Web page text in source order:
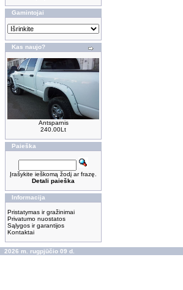
Gamintojai
Kas naujo?
Antsparnis
240.00Lt
Paieška
Įrašykite ieškomą žodį ar frazę.
Detali paieška
Informacija
Pristatymas ir gražinimai
Privatumo nuostatos
Sąlygos ir garantijos
Kontaktai
2026 m. rugpjūčio 09 d.